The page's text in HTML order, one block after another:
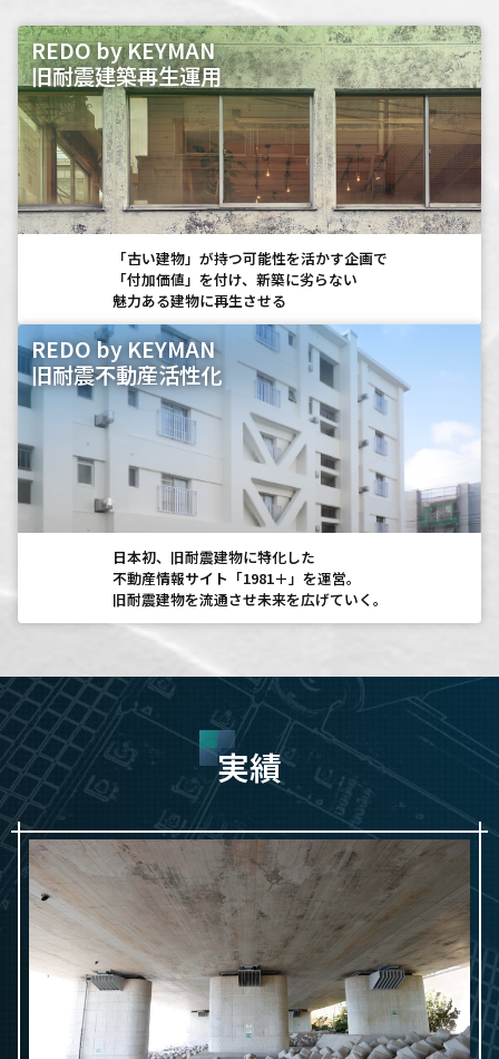
REDO by KEYMAN
旧耐震建築再生運用
「古い建物」が持つ可能性を活かす企画で
「付加価値」を付け、新築に劣らない
魅力ある建物に再生させる
REDO by KEYMAN
旧耐震不動産活性化
日本初、旧耐震建物に特化した
不動産情報サイト「1981＋」を運営。
旧耐震建物を流通させ未来を広げていく。
実績